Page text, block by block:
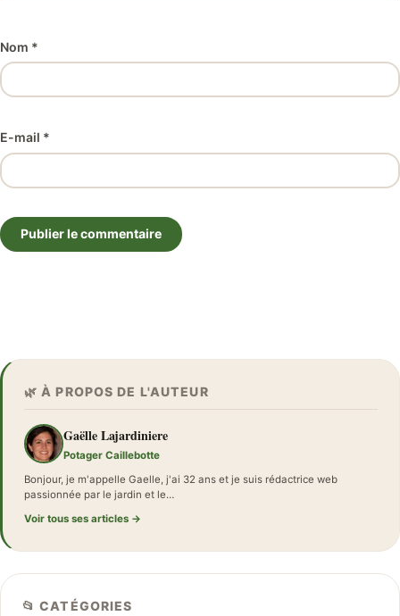
Nom *
E-mail *
Publier le commentaire
🌿 À PROPOS DE L'AUTEUR
Gaëlle Lajardiniere
Potager Caillebotte
Bonjour, je m'appelle Gaelle, j'ai 32 ans et je suis rédactrice web
passionnée par le jardin et le…
Voir tous ses articles →
📂 CATÉGORIES